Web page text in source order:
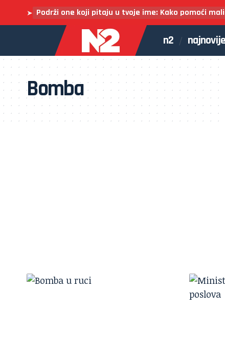
➤ Podrži one koji pitaju u tvoje ime: Kako pomoći
n2 najnovije
Bomba